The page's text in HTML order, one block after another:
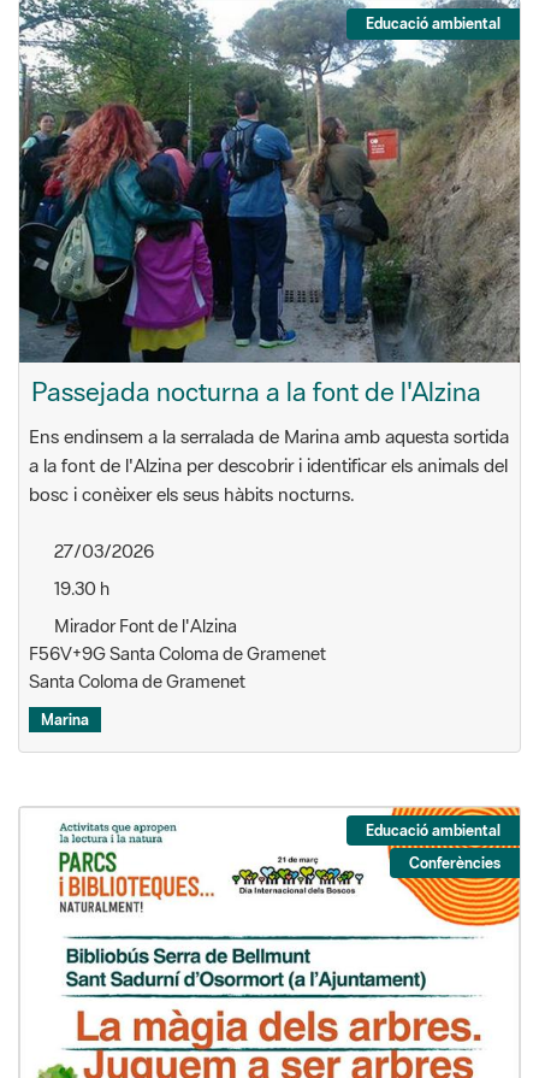
Educació ambiental
Passejada nocturna a la font de l'Alzina
Ens endinsem a la serralada de Marina amb aquesta sortida
a la font de l'Alzina per descobrir i identificar els animals del
bosc i conèixer els seus hàbits nocturns.
27/03/2026
19.30 h
Mirador Font de l'Alzina
F56V+9G Santa Coloma de Gramenet
Santa Coloma de Gramenet
Marina
Educació ambiental
Conferències